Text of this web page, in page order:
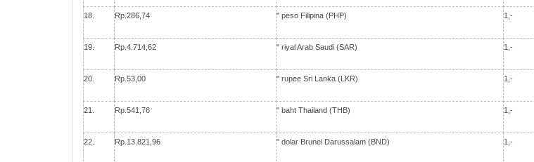
18. Rp.286,74 " peso Filipina (PHP) 1,-
19. Rp.4.714,62 " riyal Arab Saudi (SAR) 1,-
20. Rp.53,00 " rupee Sri Lanka (LKR) 1,-
21. Rp.541,76 " baht Thailand (THB) 1,-
22. Rp.13.821,96 " dolar Brunei Darussalam (BND) 1,-